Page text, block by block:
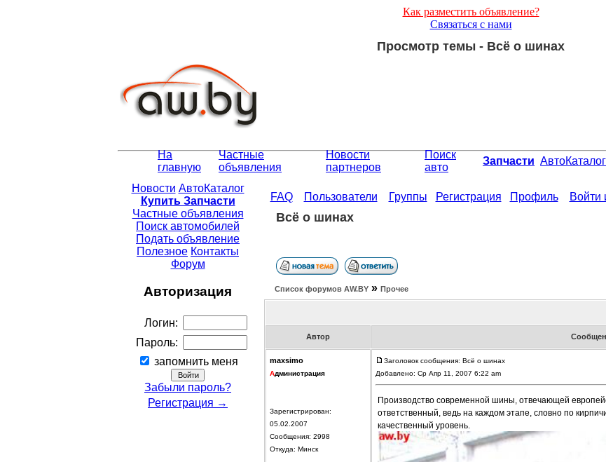
Как разместить объявление?
Связаться с нами
Просмотр темы - Всё о шинах
На
главную
Частные
объявления
Новости
партнеров
Поиск
авто
Запчасти АвтоКаталог
Новости АвтоКаталог
Купить Запчасти
Частные объявления
Поиск автомобилей
Подать объявление
Полезное Контакты
Форум
Авторизация
Логин:
Пароль:
запомнить меня
Забыли пароль?
Регистрация →
FAQ Пользователи Группы Регистрация Профиль Войти
Всё о шинах
Список форумов АW.BY» Прочее
Автор
maxsimo
Администрация
Зарегистрирован:
05.02.2007
Сообщения: 2998
Откуда: Минск
Заголовок сообщения: Всё о шинах
Добавлено: Ср Апр 11, 2007 6:22 am
Производство современной шины, отвечающей
ответственный, ведь на каждом этапе, словно по
качественный уровень.